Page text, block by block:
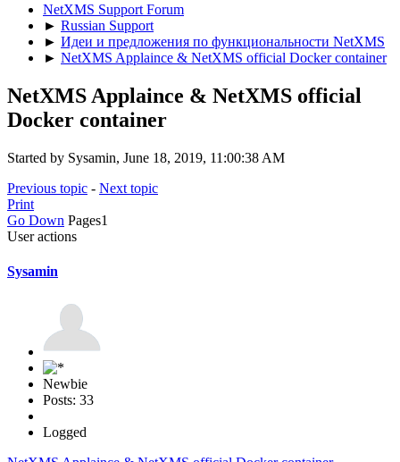
NetXMS Support Forum
► Russian Support
► Идеи и предложения по функциональности NetXMS
► NetXMS Applaince & NetXMS official Docker container
NetXMS Applaince & NetXMS official
Docker container
Started by Sysamin, June 18, 2019, 11:00:38 AM
Previous topic - Next topic
Print
Go Down Pages1
User actions
Sysamin
Newbie
Posts: 33
Logged